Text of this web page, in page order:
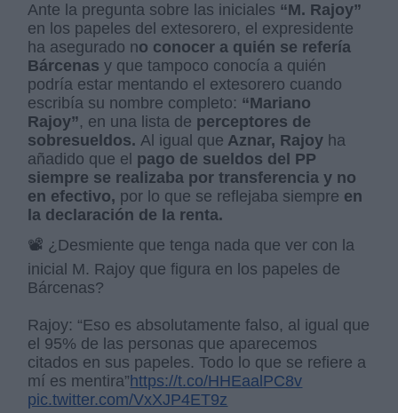
Ante la pregunta sobre las iniciales “M. Rajoy”
en los papeles del extesorero, el expresidente
ha asegurado no conocer a quién se refería
Bárcenasy que tampoco conocía a quién
podría estar mentando el extesorero cuando
escribía su nombre completo: “Mariano
Rajoy”, en una lista de perceptores de
sobresueldos.Al igual que Aznar, Rajoy ha
añadido que el pago de sueldos del PP
siempre se realizaba por transferencia y no
en efectivo, por lo que se reflejaba siempre en
la declaración de la renta.
📽 ¿Desmiente que tenga nada que ver con la
inicial M. Rajoy que figura en los papeles de
Bárcenas?
Rajoy: “Eso es absolutamente falso, al igual que
el 95% de las personas que aparecemos
citados en sus papeles. Todo lo que se refiere a
mí es mentira” https://t.co/HHEaalPC8v
pic.twitter.com/VxXJP4ET9z